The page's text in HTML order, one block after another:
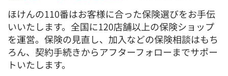
ほけんの110番はお客様に合った保険選びをお手伝
いいたします。全国に120店舗以上の保険ショップ
を運営。保険の見直し、加入などの保険相談はもち
ろん、契約手続きからアフターフォローまでサポー
トいたします。